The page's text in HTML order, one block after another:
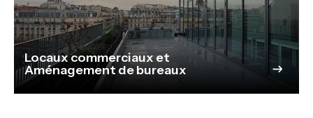
Locaux commerciaux et
Aménagement de bureaux